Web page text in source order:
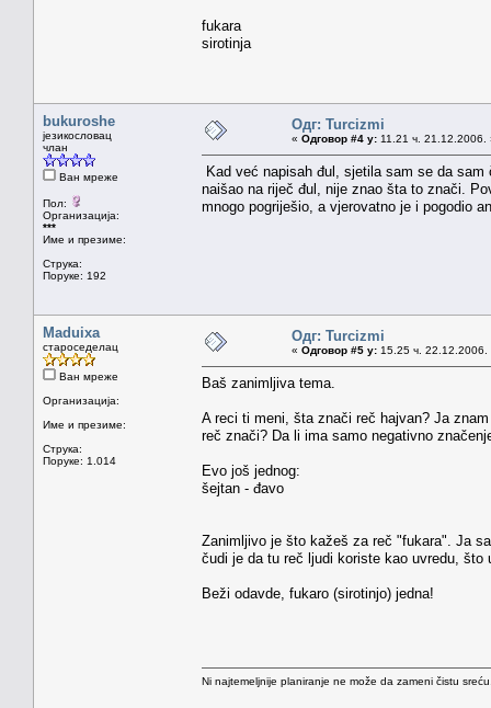
fukara
sirotinja
bukuroshe
језикословац
члан
Ван мреже
Пол:
Организација:
***
Име и презиме:
Струка:
Поруке: 192
Одг: Turcizmi
« Одговор #4 у: 11.21 ч. 21.12.2006.
Kad već napisah đul, sjetila sam se da
naišao na riječ đul, nije znao šta to znači.
mnogo pogriješio, a vjerovatno je i pogodio
Maduixa
староседелац
Ван мреже
Организација:
Име и презиме:
Струка:
Поруке: 1.014
Одг: Turcizmi
« Одговор #5 у: 15.25 ч. 22.12.2006.
Baš zanimljiva tema.
A reci ti meni, šta znači reč hajvan? Ja
reč znači? Da li ima samo negativno
Evo još jednog:
šejtan - đavo
Zanimljivo je što kažeš za reč "fukara". Ja
čudi je da tu reč ljudi koriste kao uvredu, što
Beži odavde, fukaro (sirotinjo) jedna!
Ni najtemeljnije planiranje ne može da zameni čistu